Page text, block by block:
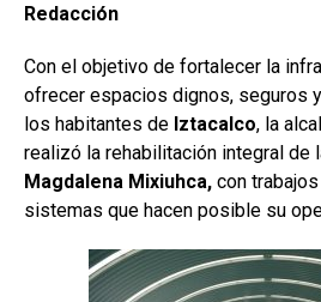
Redacción
Con el objetivo de fortalecer la
ofrecer espacios dignos, seguros
los habitantes de Iztacalco, la
realizó la rehabilitación integral de
Magdalena Mixiuhca, con
sistemas que hacen posible su